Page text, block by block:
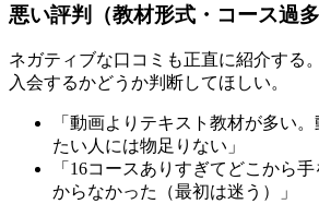
悪い評判（教材形式・コース過多
ネガティブな口コミも正直に紹介する
入会するかどうか判断してほしい。
「動画よりテキスト教材が多い
たい人には物足りない」
「16コースありすぎてどこから
からなかった（最初は迷う）」